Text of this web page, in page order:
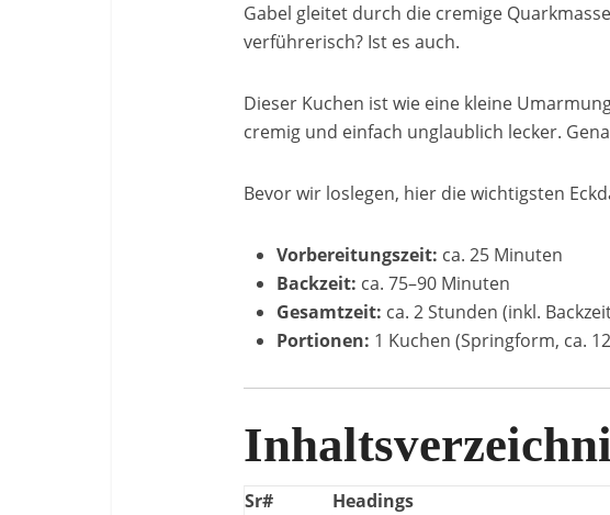
Gabel gleitet durch die cremige
verführerisch? Ist es auch.
Dieser Kuchen ist wie eine kleine
cremig und einfach unglaublich lecker.
Bevor wir loslegen, hier die wichtigsten
Vorbereitungszeit: ca. 25 Minuten
Backzeit: ca. 75–90 Minuten
Gesamtzeit: ca. 2 Stunden (inkl.
Portionen: 1 Kuchen (Springform, ca.
Sr#
Headings